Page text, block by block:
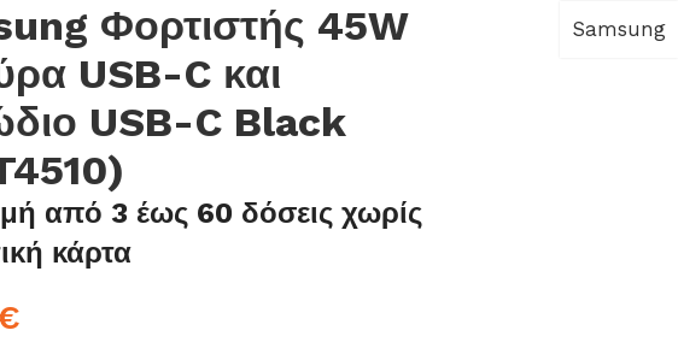
Φορτιστής 45W
USB-C και
USB-C Black
από 3 έως 60 δόσεις χωρίς
κάρτα
Samsung